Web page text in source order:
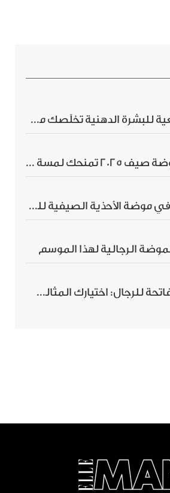
5 ماسكات طبيعية للبشرة الدهنية تخلّصك من الحبوب بسرعة
قبعات رجالية موضة صيف 2025 تمنحك لمسة أناقة استثنائية
4 تصاميم رائجة في موضة الأحذية الصيفية للرجال هذا الموسم
الرجالية لهذا الموسم
موضة الألوان الفاتحة للرجال: اختيارك المثالي لإطلالة صيفية مبهرة